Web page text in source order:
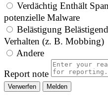
Verdächtig Enthält
potenzielle Malware
Belästigung
Verhalten (z. B. Mobbing)
Andere
Report note
Melden